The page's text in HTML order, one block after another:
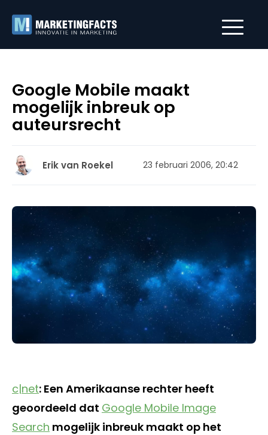
Google Mobile maakt
mogelijk inbreuk op
auteursrecht
Erik van Roekel 23 februari 2006, 20:42
c|net: Een Amerikaanse rechter heeft
geoordeeld dat Google Mobile Image
Search mogelijk inbreuk maakt op het